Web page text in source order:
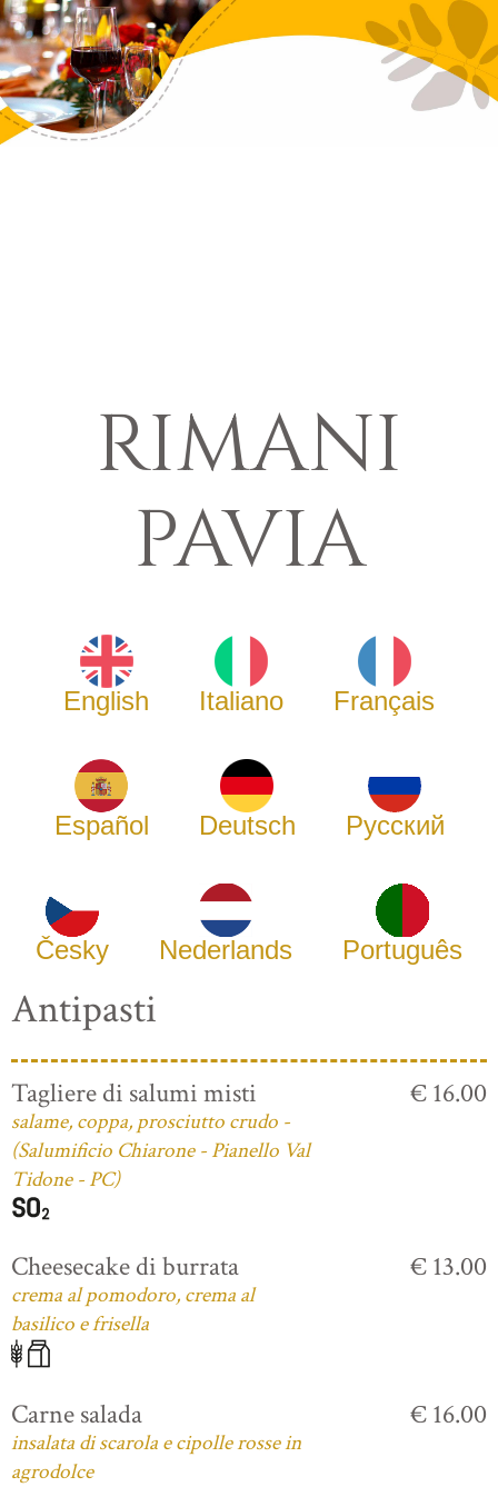
RIMANI
PAVIA
English Italiano Français
Español Deutsch Русский
Česky Nederlands Português
Antipasti
Tagliere di salumi misti
salame, coppa, prosciutto crudo -
(Salumificio Chiarone - Pianello Val
Tidone - PC)
€ 16.00
Cheesecake di burrata
crema al pomodoro, crema al
basilico e frisella
€ 13.00
Carne salada
insalata di scarola e cipolle rosse in
agrodolce
€ 16.00